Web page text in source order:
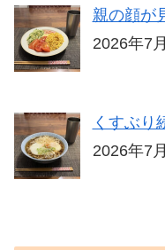
親の顔が
2026年7
くすぶり
2026年7